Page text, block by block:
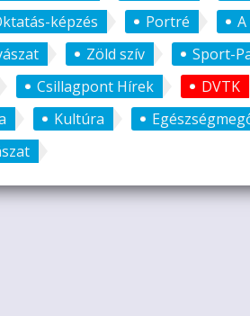
képzés Portré
Zöld szív Sport-
Csillagpont Hírek DVTK
Kultúra